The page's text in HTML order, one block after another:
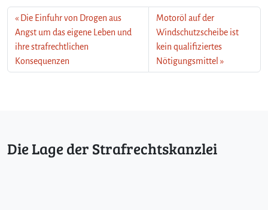
Die Einfuhr von Drogen aus
Angst um das eigene Leben und
ihre strafrechtlichen
Konsequenzen
Motoröl auf der
Windschutzscheibe ist
kein qualifiziertes
Nötigungsmittel
Die Lage der Strafrechtskanzlei